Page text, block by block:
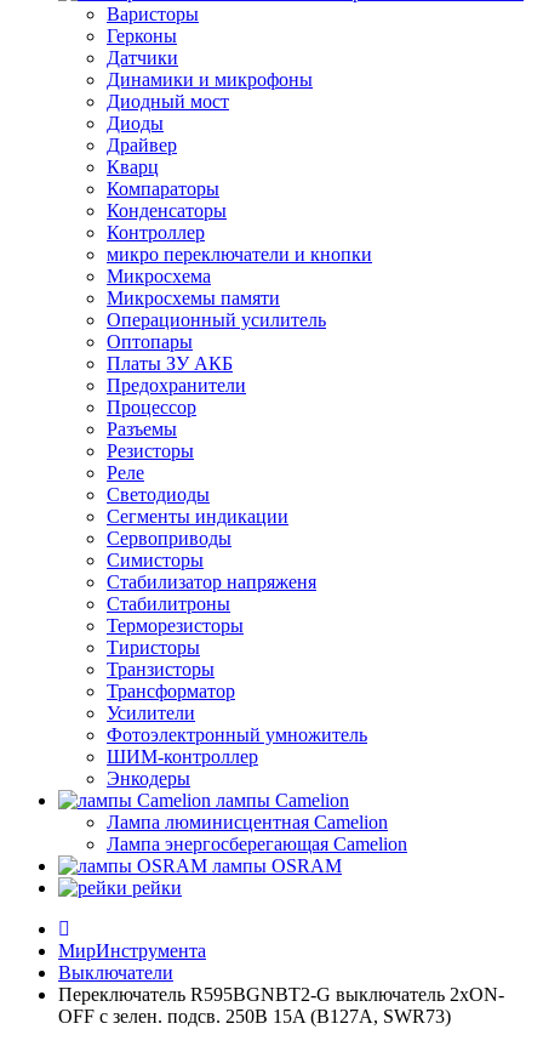
Варисторы
Герконы
Датчики
Динамики и микрофоны
Диодный мост
Диоды
Драйвер
Кварц
Компараторы
Конденсаторы
Контроллер
микро переключатели и кнопки
Микросхема
Микросхемы памяти
Операционный усилитель
Оптопары
Платы ЗУ АКБ
Предохранители
Процессор
Разъемы
Резисторы
Реле
Светодиоды
Сегменты индикации
Сервоприводы
Симисторы
Стабилизатор напряженя
Стабилитроны
Терморезисторы
Тиристоры
Транзисторы
Трансформатор
Усилители
Фотоэлектронный умножитель
ШИМ-контроллер
Энкодеры
лампы Camelion
Лампа люминисцентная Сamelion
Лампа энергосберегающая Сamelion
лампы OSRAM
рейки
МирИнструмента
Выключатели
Переключатель R595BGNBT2-G выключатель 2хON-
OFF с зелен. подсв. 250B 15A (B127A, SWR73)